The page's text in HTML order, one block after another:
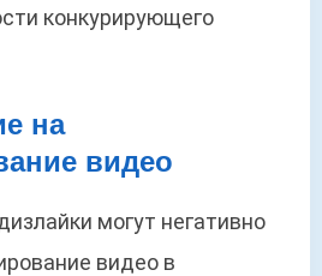
конкурирующего
на
видео
могут негативно
видео в